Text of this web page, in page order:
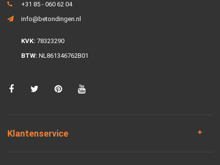
+31 85 - 060 62 04
info@betondingen.nl
KVK: 78323290
BTW: NL861346762B01
Klantenservice